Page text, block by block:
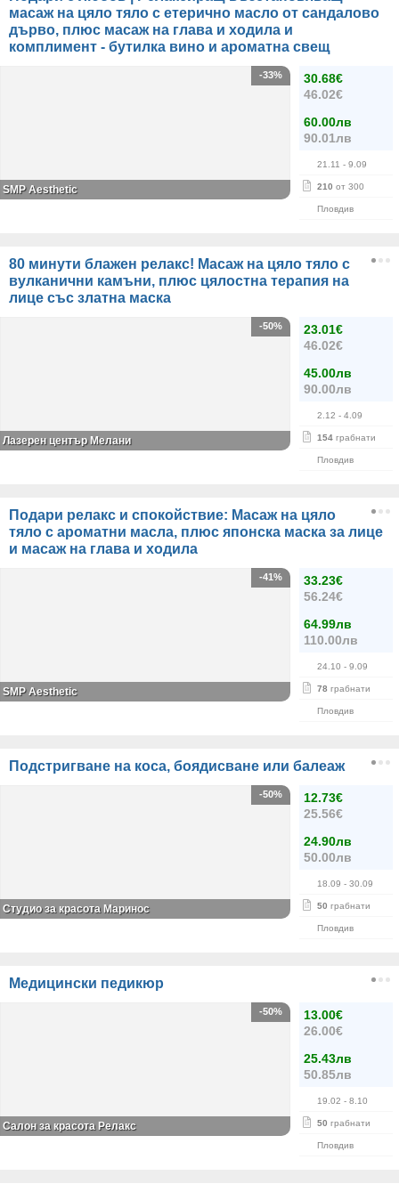
масаж на цяло тяло с етерично масло от сандалово
дърво, плюс масаж на глава и ходила и
комплимент - бутилка вино и ароматна свещ
30.68€
46.02€
60.00лв
90.01лв
21.11 - 9.09
210 от 300
Пловдив
-33%
SMP Aesthetic
80 минути блажен релакс! Масаж на цяло тяло с
вулканични камъни, плюс цялостна терапия на
лице със златна маска
23.01€
46.02€
45.00лв
90.00лв
2.12 - 4.09
154 грабнати
Пловдив
-50%
Лазерен център Мелани
Подари релакс и спокойствие: Масаж на цяло
тяло с ароматни масла, плюс японска маска за лице
и масаж на глава и ходила
33.23€
56.24€
64.99лв
110.00лв
24.10 - 9.09
78 грабнати
Пловдив
-41%
SMP Aesthetic
Подстригване на коса, боядисване или балеаж
12.73€
25.56€
24.90лв
50.00лв
18.09 - 30.09
50 грабнати
Пловдив
-50%
Студио за красота Маринос
Медицински педикюр
13.00€
26.00€
25.43лв
50.85лв
19.02 - 8.10
50 грабнати
Пловдив
-50%
Салон за красота Релакс